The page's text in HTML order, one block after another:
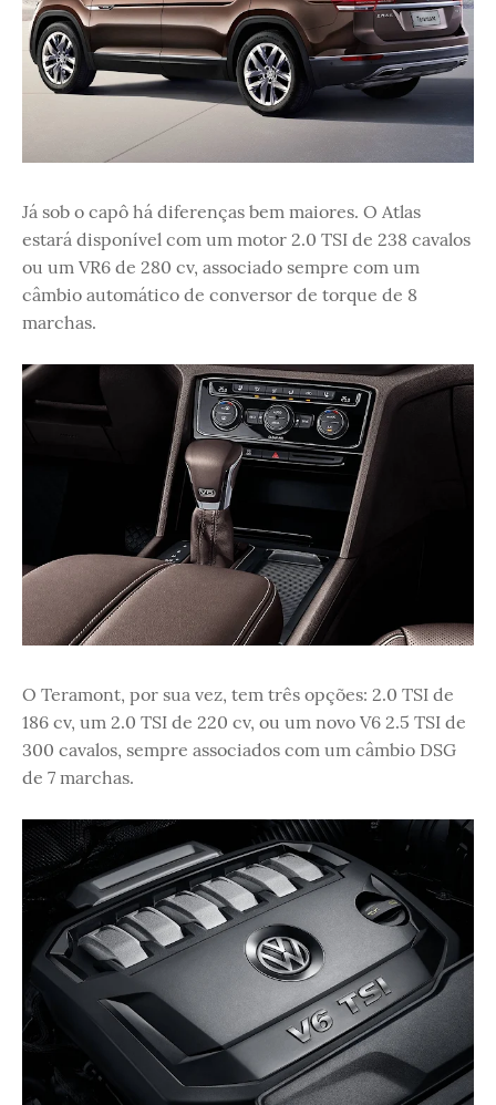
Já sob o capô há diferenças bem maiores. O Atlas
estará disponível com um motor 2.0 TSI de 238 cavalos
ou um VR6 de 280 cv, associado sempre com um
câmbio automático de conversor de torque de 8
marchas.
O Teramont, por sua vez, tem três opções: 2.0 TSI de
186 cv, um 2.0 TSI de 220 cv, ou um novo V6 2.5 TSI de
300 cavalos, sempre associados com um câmbio DSG
de 7 marchas.